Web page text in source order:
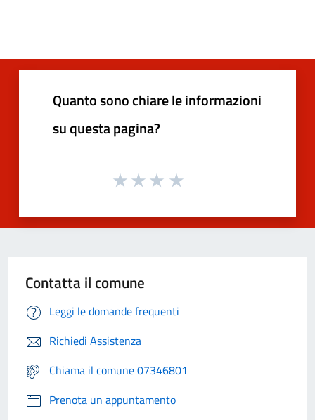
Quanto sono chiare le informazioni
su questa pagina?
Contatta il comune
Leggi le domande frequenti
Richiedi Assistenza
Chiama il comune 07346801
Prenota un appuntamento